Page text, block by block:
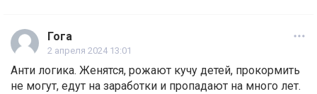
Гога
2 апреля 2024 13:01
Анти логика. Женятся, рожают кучу детей, прокормить
не могут, едут на заработки и пропадают на много лет.